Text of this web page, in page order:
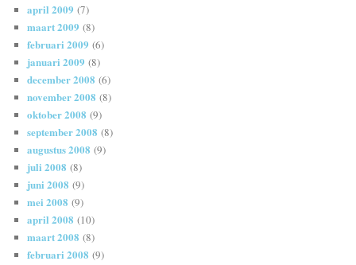
april 2009 (7)
maart 2009 (8)
februari 2009 (6)
januari 2009 (8)
december 2008 (6)
november 2008 (8)
oktober 2008 (9)
september 2008 (8)
augustus 2008 (9)
juli 2008 (8)
juni 2008 (9)
mei 2008 (9)
april 2008 (10)
maart 2008 (8)
februari 2008 (9)